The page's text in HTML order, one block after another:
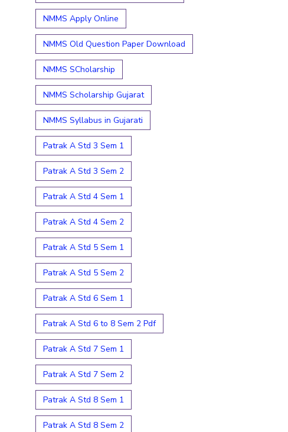
NMMS Apply Online
NMMS Old Question Paper Download
NMMS SCholarship
NMMS Scholarship Gujarat
NMMS Syllabus in Gujarati
Patrak A Std 3 Sem 1
Patrak A Std 3 Sem 2
Patrak A Std 4 Sem 1
Patrak A Std 4 Sem 2
Patrak A Std 5 Sem 1
Patrak A Std 5 Sem 2
Patrak A Std 6 Sem 1
Patrak A Std 6 to 8 Sem 2 Pdf
Patrak A Std 7 Sem 1
Patrak A Std 7 Sem 2
Patrak A Std 8 Sem 1
Patrak A Std 8 Sem 2